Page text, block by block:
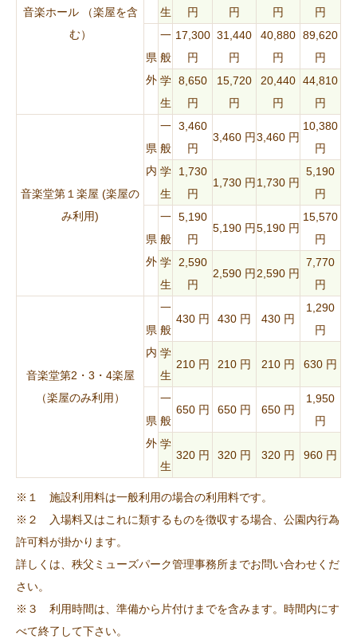
音楽ホール （楽屋を含
む）
生
円
円
円
円
県
外
一
般
17,300
円
31,440
円
40,880
円
89,620
円
学
生
8,650
円
15,720
円
20,440
円
44,810
円
音楽堂第１楽屋 (楽屋の
み利用)
県
内
一
般
3,460
円
3,460 円3,460 円
10,380
円
学
生
1,730
円
1,730 円 1,730 円
5,190
円
県
外
一
般
5,190
円
5,190 円5,190 円
15,570
円
学
生
2,590
円
2,590 円2,590 円
7,770
円
音楽堂第2・3・4楽屋
（楽屋のみ利用）
県
内
一
般
430 円 430 円 430 円
1,290
円
学
生
210 円 210 円 210 円 630 円
県
外
一
般
650 円 650 円 650 円
1,950
円
学
生
320 円 320 円 320 円 960 円
※１ 施設利用料は一般利用の場合の利用料です。
※２ 入場料又はこれに類するものを徴収する場合、公園内行為
許可料が掛かります。
詳しくは、秩父ミューズパーク管理事務所までお問い合わせくだ
さい。
※３ 利用時間は、準備から片付けまでを含みます。時間内にす
べて終了して下さい。